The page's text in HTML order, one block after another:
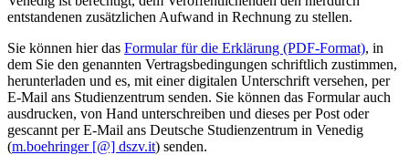
entstandenen zusätzlichen Aufwand in Rechnung zu stellen.
Sie können hier das Formular für die Erklärung (PDF-Format), in
dem Sie den genannten Vertragsbedingungen schriftlich zustimmen,
herunterladen und es, mit einer digitalen Unterschrift versehen, per
E-Mail ans Studienzentrum senden. Sie können das Formular auch
ausdrucken, von Hand unterschreiben und dieses per Post oder
gescannt per E-Mail ans Deutsche Studienzentrum in Venedig
(m.boehringer [@] dszv.it) senden.